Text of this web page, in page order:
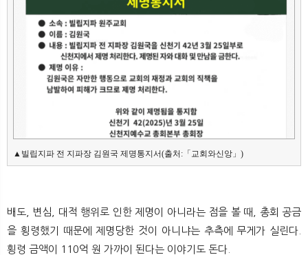
▲빌립지파 전 지파장 김원국 제명통지서(출처:「교회와신앙」)
배도, 변심, 대적 행위로 인한 제명이 아니라는 점을 볼 때, 총회 공금
을 횡령했기 때문에 제명당한 것이 아니냐는 추측에 무게가 실린다.
횡령 금액이 110억 원 가까이 된다는 이야기도 돈다.